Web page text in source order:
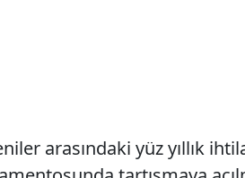
arasındaki yüz yıllık